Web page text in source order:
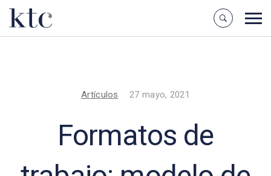
Artículos 27 mayo, 2021
Formatos de